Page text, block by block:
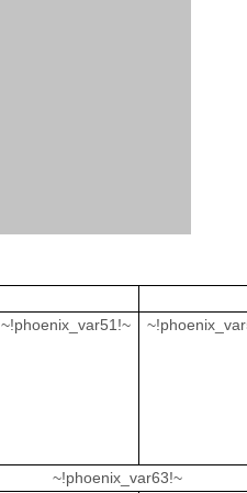
~!phoenix_var51!~
~!phoenix_var63!~